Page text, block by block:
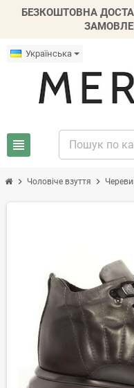
БЕЗКОШТОВНА
Українська
view_headline
chevron_right Чоловіче взуття chevron_right